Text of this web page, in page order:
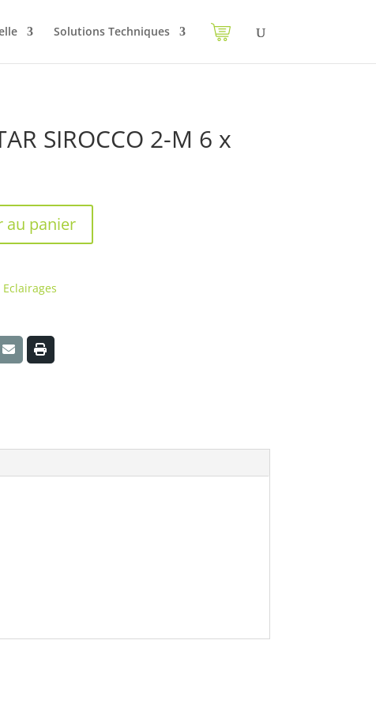
Solutions Techniques
SIROCCO 2-M 6 x
au panier
Eclairages